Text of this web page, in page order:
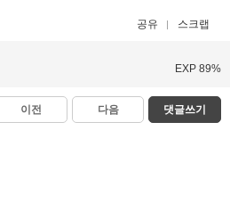
공유 스크랩
EXP 89%
이전 다음 댓글쓰기